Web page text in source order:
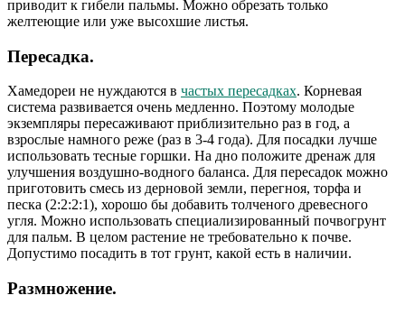
приводит к гибели пальмы. Можно обрезать только
желтеющие или уже высохшие листья.
Пересадка.
Хамедореи не нуждаются в частых пересадках. Корневая
система развивается очень медленно. Поэтому молодые
экземпляры пересаживают приблизительно раз в год, а
взрослые намного реже (раз в 3-4 года). Для посадки лучше
использовать тесные горшки. На дно положите дренаж для
улучшения воздушно-водного баланса. Для пересадок можно
приготовить смесь из дерновой земли, перегноя, торфа и
песка (2:2:2:1), хорошо бы добавить толченого древесного
угля. Можно использовать специализированный почвогрунт
для пальм. В целом растение не требовательно к почве.
Допустимо посадить в тот грунт, какой есть в наличии.
Размножение.